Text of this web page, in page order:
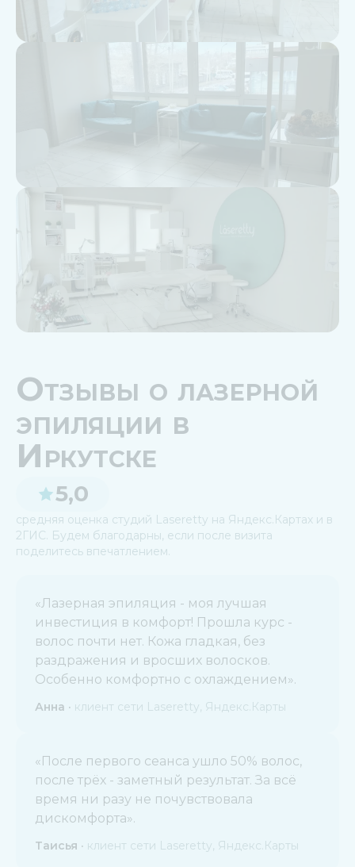
Отзывы о лазерной
эпиляции в
Иркутске
5,0
средняя оценка студий Laseretty на Яндекс.Картах и в
2ГИС. Будем благодарны, если после визита
поделитесь впечатлением.
«Лазерная эпиляция - моя лучшая
инвестиция в комфорт! Прошла курс -
волос почти нет. Кожа гладкая, без
раздражения и вросших волосков.
Особенно комфортно с охлаждением».
Анна · клиент сети Laseretty, Яндекс.Карты
«После первого сеанса ушло 50% волос,
после трёх - заметный результат. За всё
время ни разу не почувствовала
дискомфорта».
Таисья · клиент сети Laseretty, Яндекс.Карты